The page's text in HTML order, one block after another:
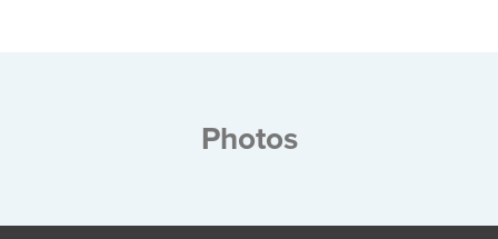
Photos